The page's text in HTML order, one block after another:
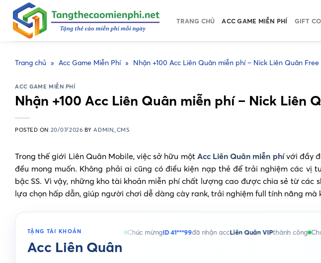
content
TRANG CHỦ ACC GAME MIỄN PHÍ GIFT
Trang chủ » Acc Game Miễn Phí » Nhận +100 Acc Liên Quân miễn phí – Nick Liên Quân Free
ACC GAME MIỄN PHÍ
Nhận +100 Acc Liên Quân miễn phí – Nick Liên
POSTED ON 20/07/2026 BYADMIN_CMS
Trong thế giới Liên Quân Mobile, việc sở hữu một Acc Liên Quân miễn phívới đầy
đều mong muốn. Không phải ai cũng có điều kiện nạp thẻ để trải nghiệm các vị
bậc SS. Vì vậy, những kho tài khoản miễn phí chất lượng cao được chia sẻ từ các
lựa chọn hấp dẫn, giúp người chơi dễ dàng cày rank, trải nghiệm full tính năng mà
TẶNG TÀI KHOẢN
Acc Liên Quân
Acc Liên Quânthành công Chúc mừngID 41***99đã nhận acc Liên Quân VIPthành công Chúc mừng